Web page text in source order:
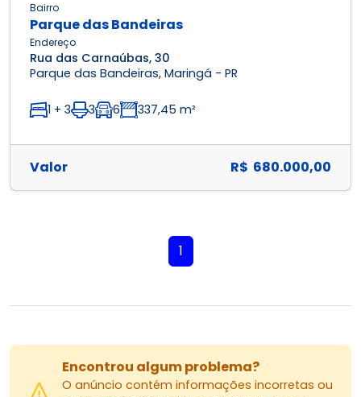
Bairro
Parque das Bandeiras
Endereço
Rua das Carnaúbas, 30
Parque das Bandeiras, Maringá - PR
1 + 3 3 6 337,45 m²
Valor R$ 680.000,00
1
Encontrou algum problema?
O anúncio contém informações incorretas ou